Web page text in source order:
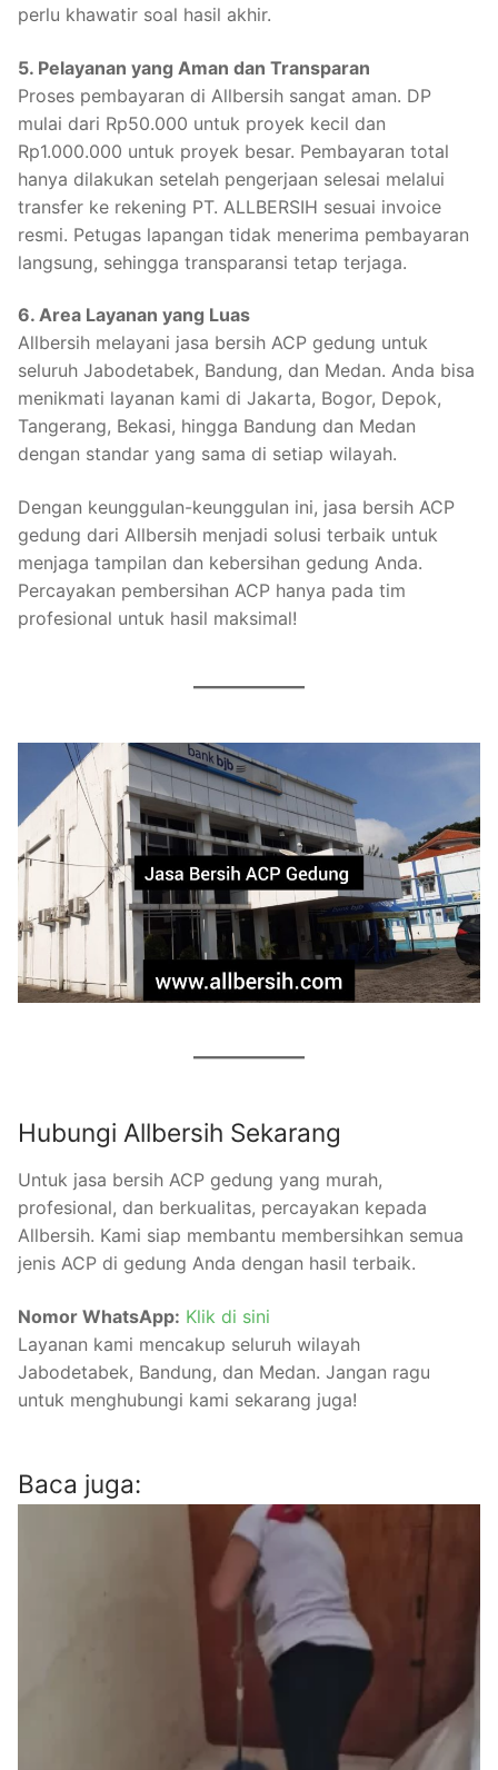
perlu khawatir soal hasil akhir.
5. Pelayanan yang Aman dan Transparan
Proses pembayaran di Allbersih sangat aman. DP
mulai dari Rp50.000 untuk proyek kecil dan
Rp1.000.000 untuk proyek besar. Pembayaran total
hanya dilakukan setelah pengerjaan selesai melalui
transfer ke rekening PT. ALLBERSIH sesuai invoice
resmi. Petugas lapangan tidak menerima pembayaran
langsung, sehingga transparansi tetap terjaga.
6. Area Layanan yang Luas
Allbersih melayani jasa bersih ACP gedung untuk
seluruh Jabodetabek, Bandung, dan Medan. Anda bisa
menikmati layanan kami di Jakarta, Bogor, Depok,
Tangerang, Bekasi, hingga Bandung dan Medan
dengan standar yang sama di setiap wilayah.
Dengan keunggulan-keunggulan ini, jasa bersih ACP
gedung dari Allbersih menjadi solusi terbaik untuk
menjaga tampilan dan kebersihan gedung Anda.
Percayakan pembersihan ACP hanya pada tim
profesional untuk hasil maksimal!
Hubungi Allbersih Sekarang
Untuk jasa bersih ACP gedung yang murah,
profesional, dan berkualitas, percayakan kepada
Allbersih. Kami siap membantu membersihkan semua
jenis ACP di gedung Anda dengan hasil terbaik.
Nomor WhatsApp: Klik di sini
Layanan kami mencakup seluruh wilayah
Jabodetabek, Bandung, dan Medan. Jangan ragu
untuk menghubungi kami sekarang juga!
Baca juga: